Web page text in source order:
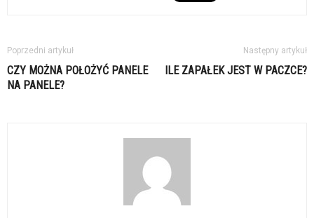
Poprzedni artykuł
CZY MOŻNA POŁOŻYĆ PANELE
NA PANELE?
Następny artykuł
ILE ZAPAŁEK JEST W PACZCE?